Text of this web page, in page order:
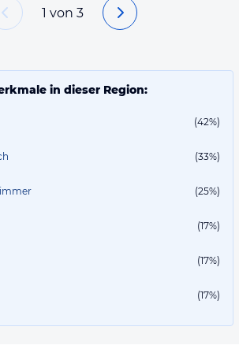
1 von 3
in dieser Region:
(42%)
(33%)
(25%)
(17%)
(17%)
(17%)